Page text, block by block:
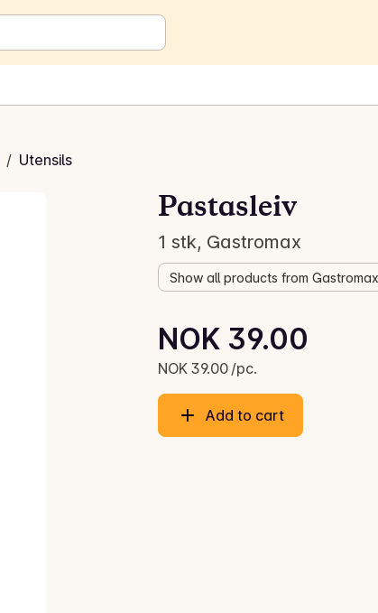
/ Utensils
Pastasleiv
1 stk, Gastromax
Show all products from Gastromax
Current price is: NOK 39.00
NOK 39.00
NOK 39.00 /pc.
Unit price: NOK 39.00 /pc.
Add to cart